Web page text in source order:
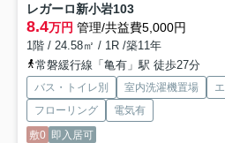
レガーロ新小岩103
8.4万円 管理/共益費5,000円
1階 / 24.58㎡ / 1R /築11年
常磐緩行線「亀有」駅 徒歩27分
バス・トイレ別 室内洗濯機置場
フローリング
電気有
敷0 即入居可